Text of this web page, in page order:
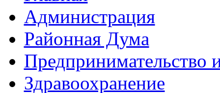
Администрация
Районная Дума
Предпринимательство
Здравоохранение